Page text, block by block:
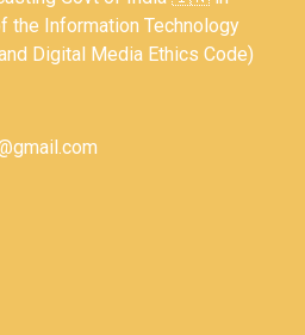
the Information Technology
Digital Media Ethics Code)